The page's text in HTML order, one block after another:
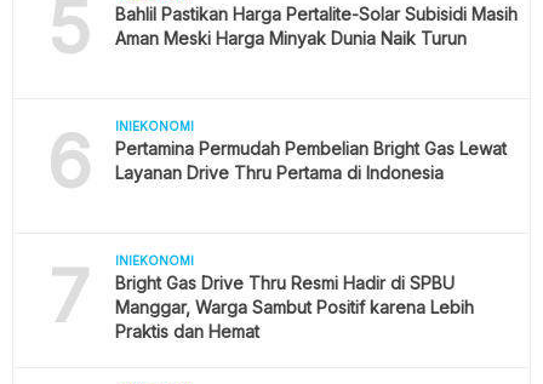
5
Bahlil Pastikan Harga Pertalite-Solar Subisidi Masih
Aman Meski Harga Minyak Dunia Naik Turun
6 INIEKONOMI
Pertamina Permudah Pembelian Bright Gas Lewat
Layanan Drive Thru Pertama di Indonesia
7 INIEKONOMI
Bright Gas Drive Thru Resmi Hadir di SPBU
Manggar, Warga Sambut Positif karena Lebih
Praktis dan Hemat